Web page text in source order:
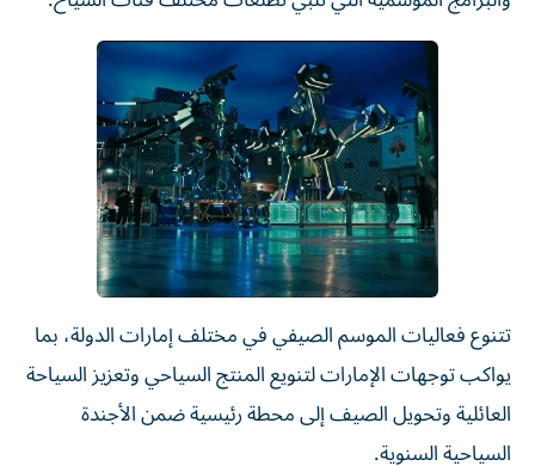
تتنوع فعاليات الموسم الصيفي في مختلف إمارات الدولة، بما
يواكب توجهات الإمارات لتنويع المنتج السياحي وتعزيز السياحة
العائلية وتحويل الصيف إلى محطة رئيسية ضمن الأجندة
السياحية السنوية.